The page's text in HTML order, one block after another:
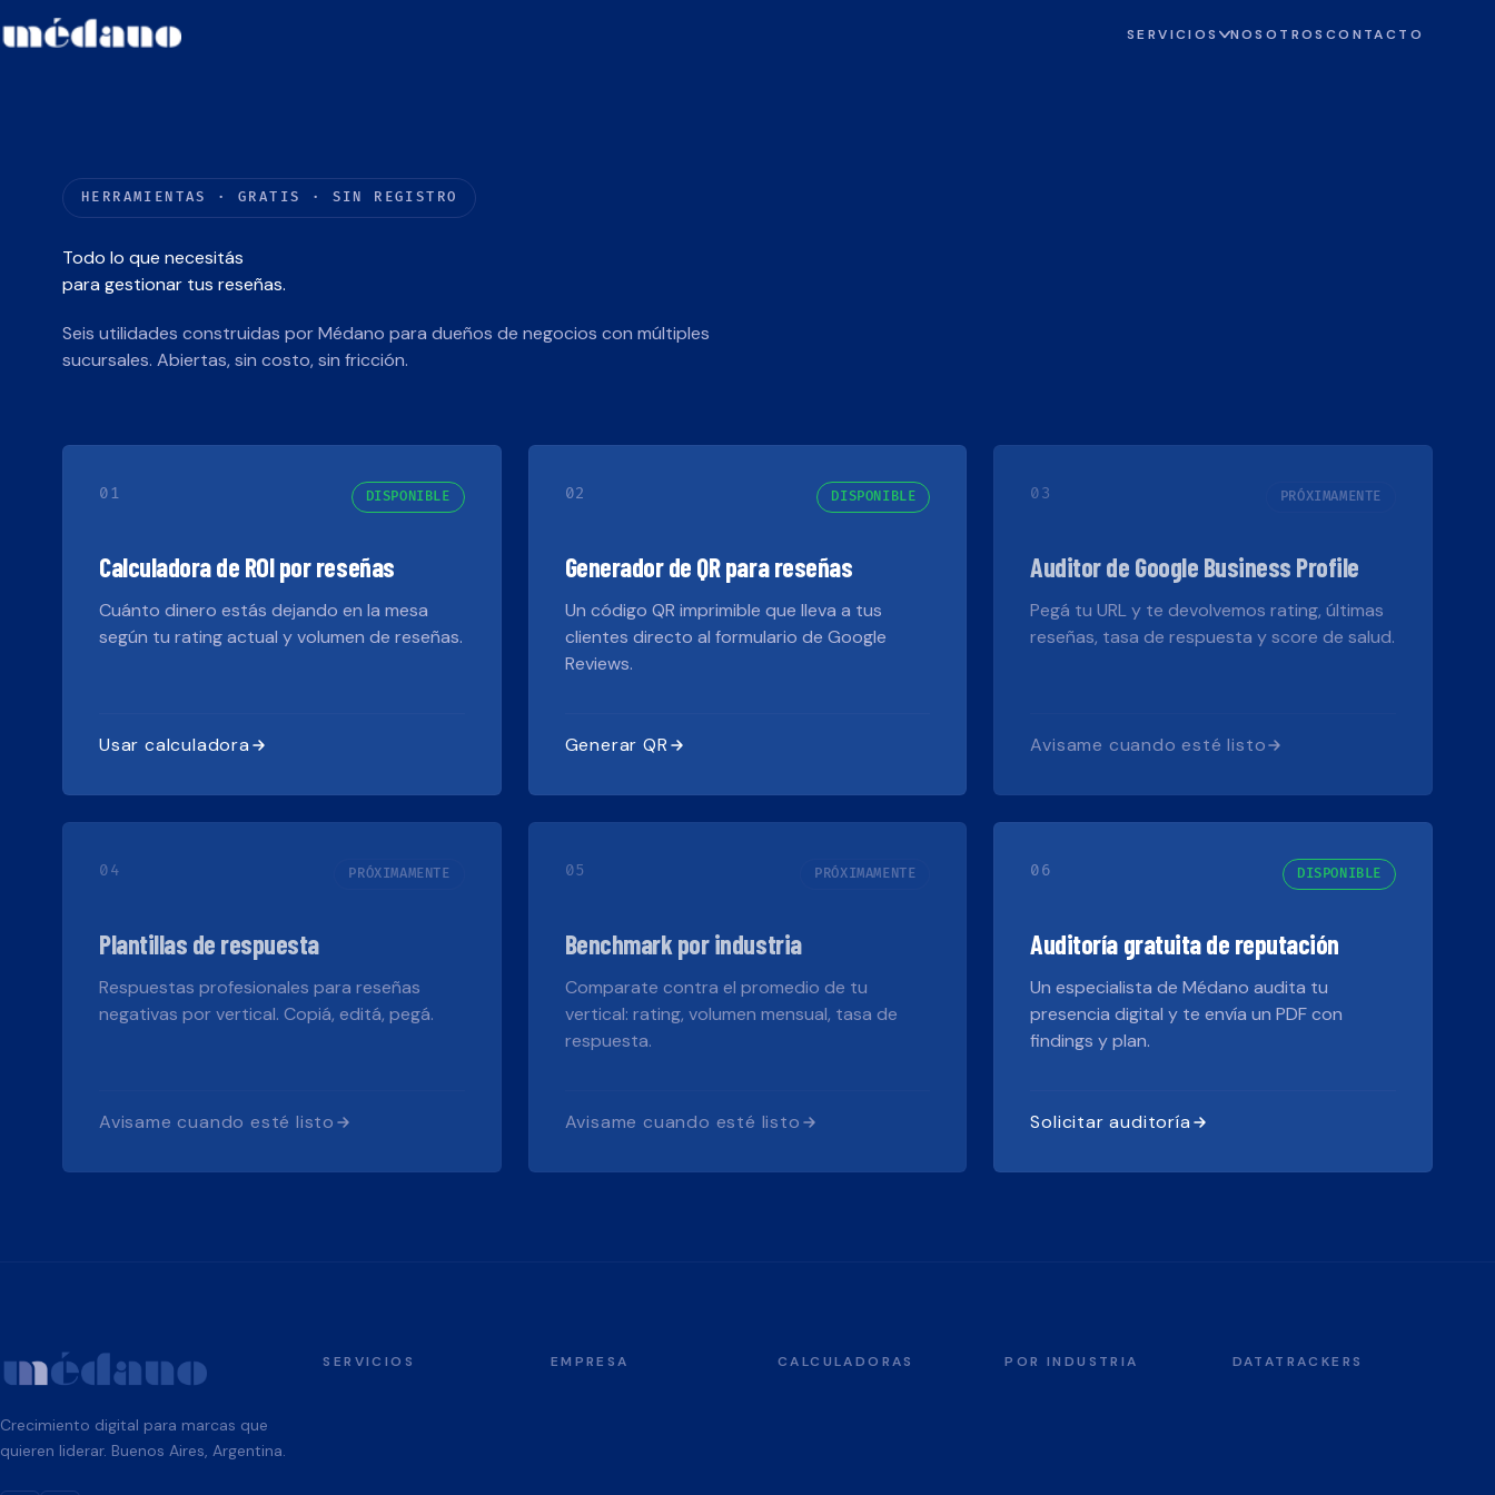
SERVICIOS NOSOTROS CONTACTO
HERRAMIENTAS · GRATIS · SIN REGISTRO
Todo lo que necesitás
para gestionar tus reseñas.
Seis utilidades construidas por Médano para dueños de negocios con múltiples
sucursales. Abiertas, sin costo, sin fricción.
01 DISPONIBLE
Calculadora de ROI por reseñas
Cuánto dinero estás dejando en la mesa
según tu rating actual y volumen de reseñas.
Usar calculadora
02 DISPONIBLE
Generador de QR para reseñas
Un código QR imprimible que lleva a tus
clientes directo al formulario de Google
Reviews.
Generar QR
03 PRÓXIMAMENTE
Auditor de Google Business Profile
Pegá tu URL y te devolvemos rating, últimas
reseñas, tasa de respuesta y score de salud.
Avisame cuando esté listo
04 PRÓXIMAMENTE
Plantillas de respuesta
Respuestas profesionales para reseñas
negativas por vertical. Copiá, editá, pegá.
Avisame cuando esté listo
05 PRÓXIMAMENTE
Benchmark por industria
Comparate contra el promedio de tu
vertical: rating, volumen mensual, tasa de
respuesta.
Avisame cuando esté listo
06 DISPONIBLE
Auditoría gratuita de reputación
Un especialista de Médano audita tu
presencia digital y te envía un PDF con
findings y plan.
Solicitar auditoría
Crecimiento digital para marcas que
quieren liderar. Buenos Aires, Argentina.
SERVICIOS EMPRESA CALCULADORAS POR INDUSTRIA DATATRACKERS